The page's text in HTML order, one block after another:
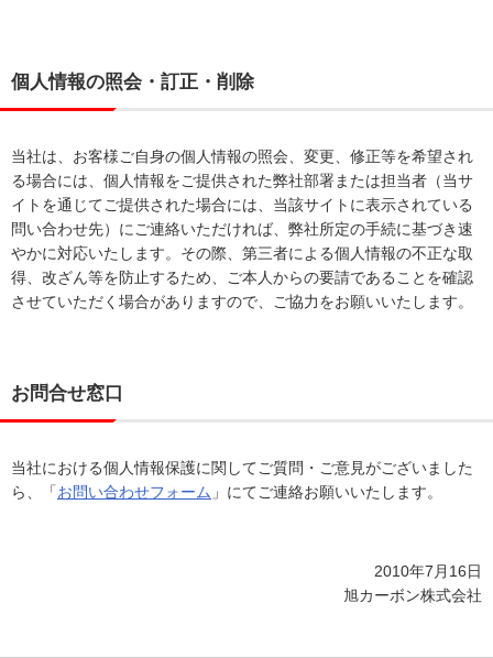
個人情報の照会・訂正・削除
当社は、お客様ご自身の個人情報の照会、変更、修正等を希望され
る場合には、個人情報をご提供された弊社部署または担当者（当サ
イトを通じてご提供された場合には、当該サイトに表示されている
問い合わせ先）にご連絡いただければ、弊社所定の手続に基づき速
やかに対応いたします。その際、第三者による個人情報の不正な取
得、改ざん等を防止するため、ご本人からの要請であることを確認
させていただく場合がありますので、ご協力をお願いいたします。
お問合せ窓口
当社における個人情報保護に関してご質問・ご意見がございました
ら、「お問い合わせフォーム 」にてご連絡お願いいたします。
2010年7月16日
旭カーボン株式会社